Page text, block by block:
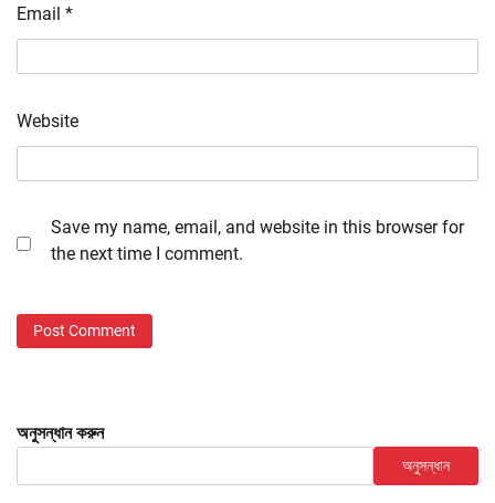
Email *
Website
Save my name, email, and website in this browser for
the next time I comment.
অনুসন্ধান করুন
অনুসন্ধান